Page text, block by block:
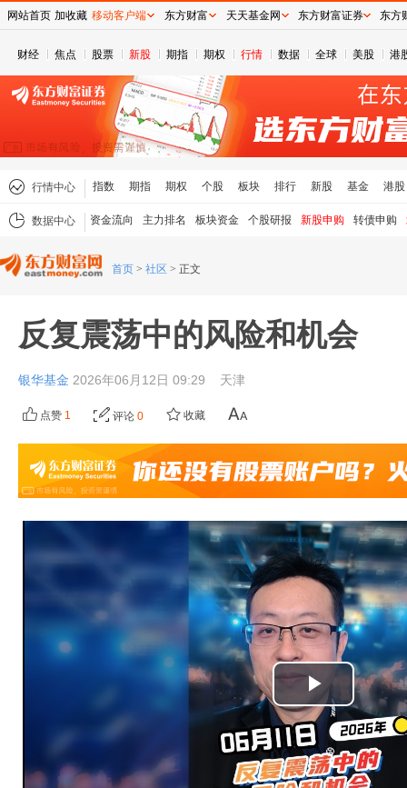
财经 焦点 股票 新股 期指 期权 行情 数据 全球 美股 港
行情中心 指数 期指 期权 个股 板块 排行 新股 基金 港股
数据中心 资金流向 主力排名 板块资金 个股研报 新股申购 转债申购
首页 > 社区 > 正文
反复震荡中的风险和机会
银华基金 2026年06月12日 09:29 天津
点赞 1 评论 0 收藏
播
放
网站首页 加收藏 移动客户端 东方财富 天天基金网 东方财富证券 东方